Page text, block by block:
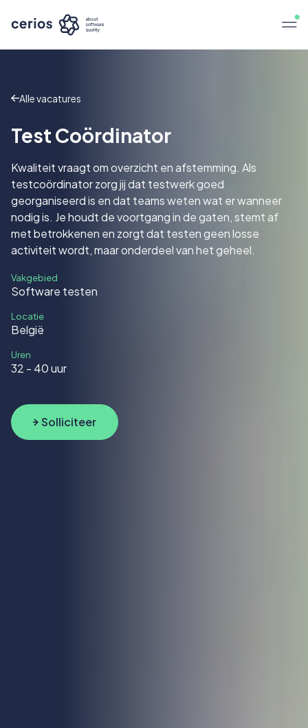
Alle vacatures
Test Coördinator
Kwaliteit vraagt om overzicht en afstemming. Als
testcoördinator zorg jij dat testwerk goed
georganiseerd is en dat teams weten wat er wanneer
nodig is. Je houdt de voortgang in de gaten, stemt af
met betrokkenen en zorgt dat testen geen losse
activiteit wordt, maar onderdeel van het geheel.
Vakgebied
Software testen
Locatie
België
Uren
32 - 40 uur
Solliciteer